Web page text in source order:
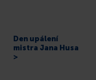
Den upálení
mistra Jana Husa
>